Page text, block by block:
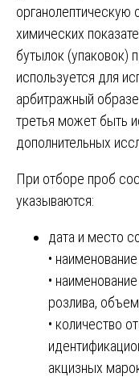
органолептическую
химических
бутылок (упаковок)
используется для
арбитражный
третья может быть
дополнительных
При отборе проб
указываются:
дата и место
•
•
розлива,
• количество
акцизных